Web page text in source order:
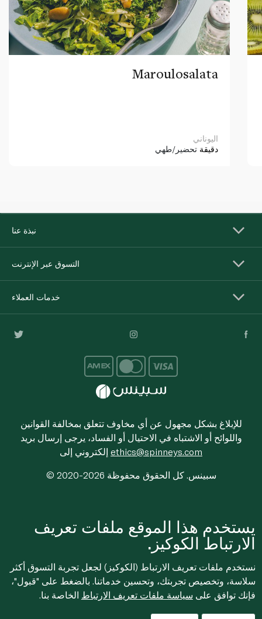
Maroulosalata
اليوناني
دقيقة تحضير/طهي
نبذة عنا
التسوق عبر الإنترنت
خدمات العملاء
للإبلاغ بشكل مجهول عن أي مخاوف تتعلق بمخالفة القوانين
واللوائح أو الاشتباه في الاحتيال أو الفساد، يرجى إرسال بريد
ethics@spinneys.com
© 2020-2026 سبينس. كل الحقوق محفوظة
يستخدم هذا الموقع ملفات تعريف
الارتباط الكوكيز.
نستخدم ملفات تعريف الارتباط (الكوكيز) لجعل تجربة التسوق أكثر
سلاسة، وتخصيص تجربتك، وتحسين خدماتنا. بالضغط على "قبول"،
فإنك توافق على سياسة ملفات تعريف الارتباط الخاصة بنا.